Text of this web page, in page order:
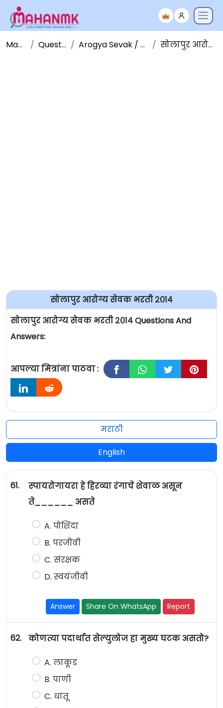
Maha NMK Question Papers Arogya Sevak / Sevika Question Paper सोलापुर आरोग्य सेवक भरती २०१४
सोलापुर आरोग्य सेवक भरती २०१४
सोलापुर आरोग्य सेवक भरती २०१४ Questions And
Answers:
आपल्या मित्रांना पाठवा :
मराठी
English
61.
स्पायरोगायरा हे हिरव्या रंगाचे शेवाळ असून
ते______ असते
A. पोशिंदा
B. परजीवी
C. संरक्षक
D. स्वयंजीवी
Answer Share On WhatsApp Report
62. कोणत्या पदार्थात सेल्युलोज हा मुख्य घटक असतो?
A. लाकूड
B. पाणी
C. धातू